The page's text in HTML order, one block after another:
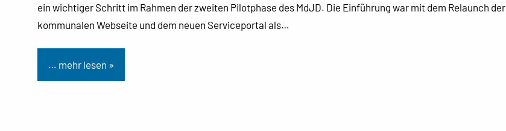
ein wichtiger Schritt im Rahmen der zweiten Pilotphase des MdJD. Die Einführung war mit dem Relaunch der
kommunalen Webseite und dem neuen Serviceportal als…
… mehr lesen »